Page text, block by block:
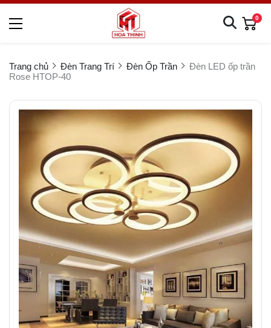
0
Trang chủ Đèn Trang Trí Đèn Ốp Trần
Đèn LED ốp trần
Rose HTOP-40